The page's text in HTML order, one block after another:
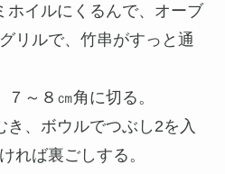
ホイルにくるんで、オーブ
リルで、竹串がすっと通
～８㎝角に切る。
き、ボウルでつぶし2を入
れば裏ごしする。